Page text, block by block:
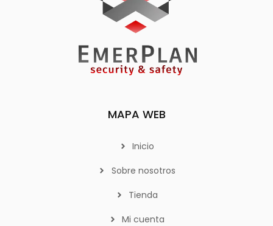
MAPA WEB
Inicio
Sobre nosotros
Tienda
Mi cuenta